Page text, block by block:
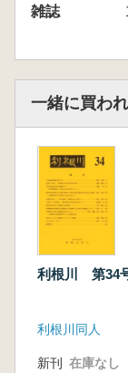
研究活動報
雑誌
一緒に買わ
利根川 第34
利根川同人
新刊 在庫なし